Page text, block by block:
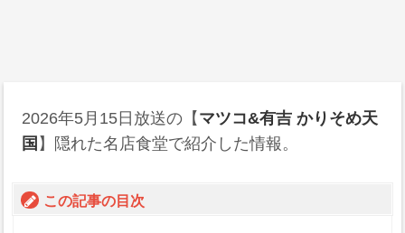
2026年5月15日 放送の【 マツコ&有吉 かりそめ天
国 】隠れた名店食堂で紹介した情報。
この記事の目次